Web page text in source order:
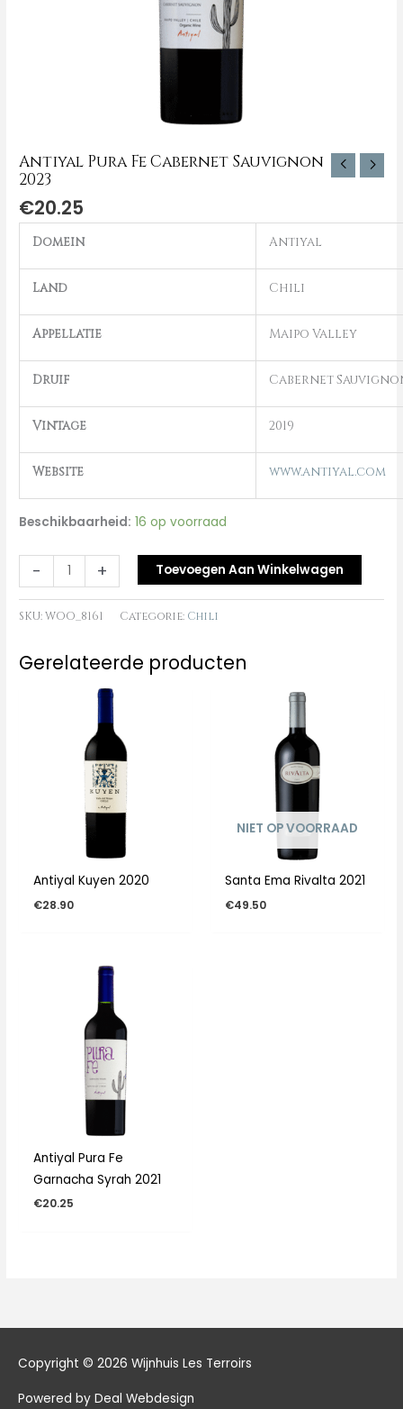
Antiyal Pura Fe Cabernet Sauvignon
2023
€20.25
Domein Antiyal
Land Chili
Appellatie Maipo Valley
Druif Cabernet
Vintage 2019
Website www.antiyal.com
Beschikbaarheid: 16 op voorraad
- + Toevoegen Aan Winkelwagen
SKU:WOO_8161 Categorie: Chili
Gerelateerde producten
Antiyal Kuyen 2020
€28.90
NIET OP VOORRAAD
Santa Ema Rivalta 2021
€49.50
Antiyal Pura Fe
Garnacha Syrah 2021
€20.25
Copyright © 2026 Wijnhuis Les Terroirs
Powered by Deal Webdesign